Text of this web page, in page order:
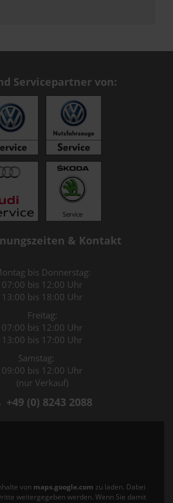
Servicepartner von:
& Kontakt
bis Donnerstag:
07:00 bis 12:00 Uhr
13:00 bis 18:00 Uhr
Freitag:
07:00 bis 12:00 Uhr
13:00 bis 17:00 Uhr
Samstag:
09:00 bis 12:00 Uhr
(nur Verkauf)
+49 (0) 8243 2088
von maps.google.com zu laden. Dabei
weitergegeben werden. Wenn Sie damit